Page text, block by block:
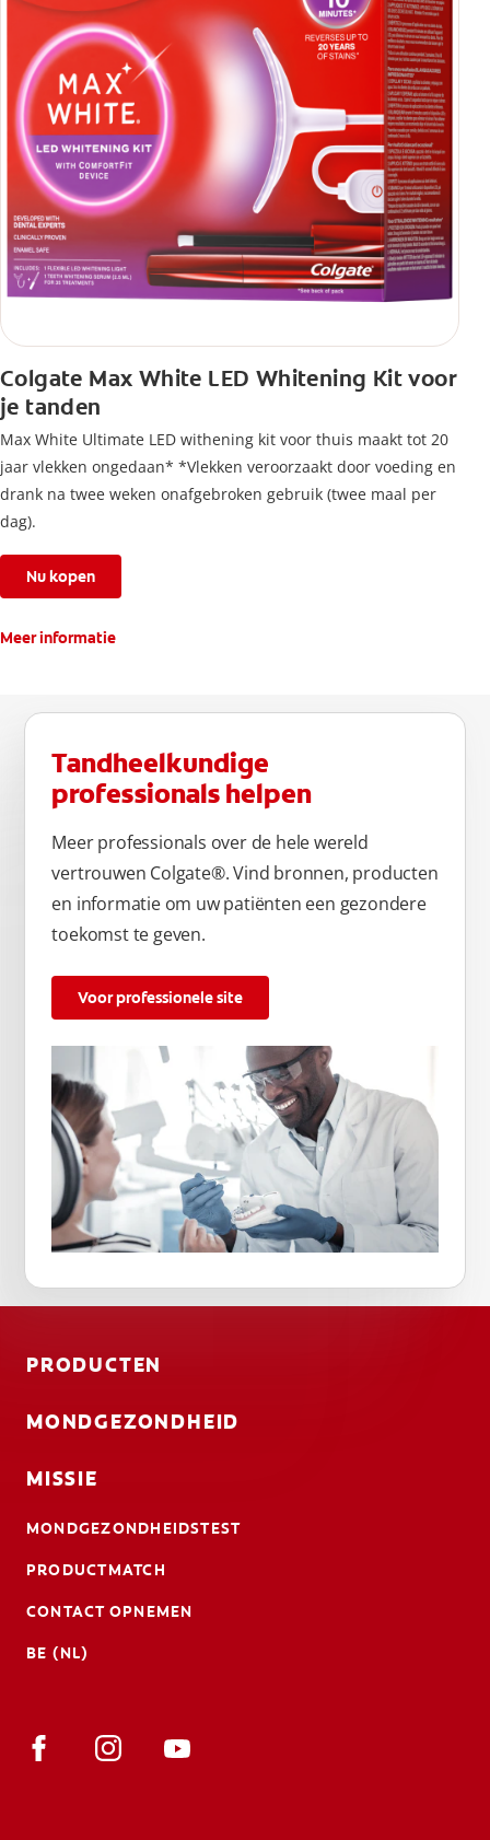
Colgate Max White LED Whitening Kit voor
je tanden
Max White Ultimate LED withening kit voor thuis maakt tot 20
jaar vlekken ongedaan* *Vlekken veroorzaakt door voeding en
drank na twee weken onafgebroken gebruik (twee maal per
dag).
Nu kopen
Meer informatie
Tandheelkundige
professionals helpen
Meer professionals over de hele wereld
vertrouwen Colgate®. Vind bronnen, producten
en informatie om uw patiënten een gezondere
toekomst te geven.
Voor professionele site
PRODUCTEN
MONDGEZONDHEID
MISSIE
MONDGEZONDHEIDSTEST
PRODUCTMATCH
CONTACT OPNEMEN
BE (NL)